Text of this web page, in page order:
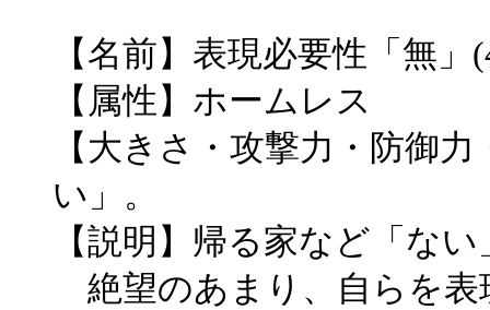
【名前】表現必要性「無」
【属性】ホームレス
【大きさ・攻撃力・防御
い」。
【説明】帰る家など「な
絶望のあまり、自らを表